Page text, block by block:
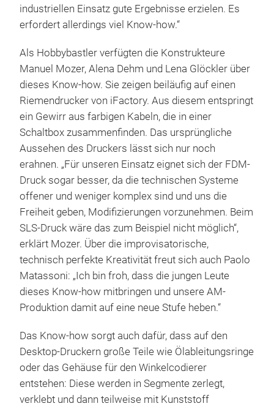
industriellen Einsatz gute Ergebnisse erzielen. Es
erfordert allerdings viel Know-how.“
Als Hobbybastler verfügten die Konstrukteure
Manuel Mozer, Alena Dehm und Lena Glöckler über
dieses Know-how. Sie zeigen beiläufig auf einen
Riemendrucker von iFactory. Aus diesem entspringt
ein Gewirr aus farbigen Kabeln, die in einer
Schaltbox zusammenfinden. Das ursprüngliche
Aussehen des Druckers lässt sich nur noch
erahnen. „Für unseren Einsatz eignet sich der FDM-
Druck sogar besser, da die technischen Systeme
offener und weniger komplex sind und uns die
Freiheit geben, Modifizierungen vorzunehmen. Beim
SLS-Druck wäre das zum Beispiel nicht möglich“,
erklärt Mozer. Über die improvisatorische,
technisch perfekte Kreativität freut sich auch Paolo
Matassoni: „Ich bin froh, dass die jungen Leute
dieses Know-how mitbringen und unsere AM-
Produktion damit auf eine neue Stufe heben.“
Das Know-how sorgt auch dafür, dass auf den
Desktop-Druckern große Teile wie Ölableitungsringe
oder das Gehäuse für den Winkelcodierer
entstehen: Diese werden in Segmente zerlegt,
verklebt und dann teilweise mit Kunststoff